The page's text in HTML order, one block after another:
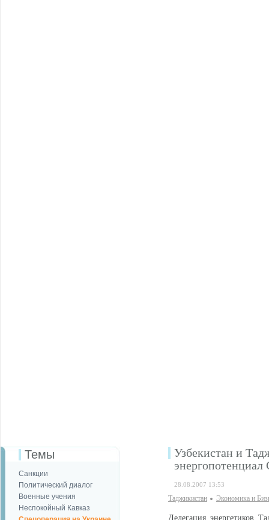
Темы
Санкции
Политический диалог
Военные учения
Неспокойный Кавказ
Узбекистан и
энергопотенциал
28.08.2007 13:53
Таджикистан Экономика и
Делегация энергетиков